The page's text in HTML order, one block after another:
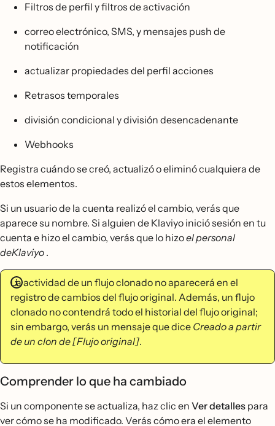
Filtros de perfil y filtros de activación
correo electrónico, SMS, y mensajes push de
notificación
actualizar propiedades del perfil acciones
Retrasos temporales
división condicional y división desencadenante
Webhooks
Registra cuándo se creó, actualizó o eliminó cualquiera de
estos elementos.
Si un usuario de la cuenta realizó el cambio, verás que
aparece su nombre. Si alguien de Klaviyo inició sesión en tu
cuenta e hizo el cambio, verás que lo hizoel personal
deKlaviyo .
La actividad de un flujo clonado no aparecerá en el
registro de cambios del flujo original. Además, un flujo
clonado no contendrá todo el historial del flujo original;
sin embargo, verás un mensaje que dice Creado a partir
de un clon de [Flujo original].
Comprender lo que ha cambiado
Si un componente se actualiza, haz clic en Ver detalles para
ver cómo se ha modificado. Verás cómo era el elemento